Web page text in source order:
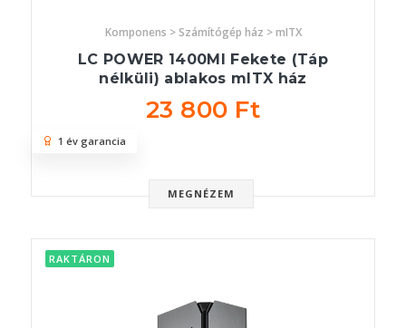
Komponens > Számítógép ház > mITX
LC POWER 1400MI Fekete (Táp
nélküli) ablakos mITX ház
23 800 Ft
MEGNÉZEM
1 év garancia
RAKTÁRON